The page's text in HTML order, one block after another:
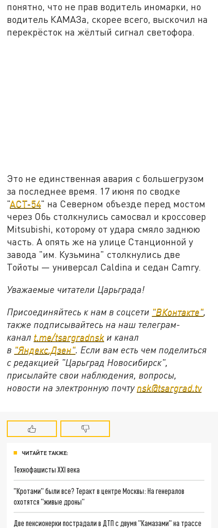
понятно, что не прав водитель иномарки, но
водитель КАМАЗа, скорее всего, выскочил на
перекрёсток на жёлтый сигнал светофора.
Это не единственная авария с большегрузом
за последнее время. 17 июня по сводке
"АСТ-54" на Северном объезде перед мостом
через Обь столкнулись самосвал и кроссовер
Mitsubishi, которому от удара смяло заднюю
часть. А опять же на улице Станционной у
завода "им. Кузьмина" столкнулись две
Тойоты — универсал Caldina и седан Camry.
Уважаемые читатели Царьграда!
Присоединяйтесь к нам в соцсети "ВКонтакте",
также подписывайтесь на наш телеграм-
канал t.me/tsargradnsk и канал
в "Яндекс.Дзен". Если вам есть чем поделиться
с редакцией "Царьград Новосибирск",
присылайте свои наблюдения, вопросы,
новости на электронную почту nsk@tsargrad.tv
ЧИТАЙТЕ ТАКЖЕ:
Технофашисты XXI века
"Кротами" были все? Теракт в центре Москвы: На генералов
охотятся "живые дроны"
Две пенсионерки пострадали в ДТП с двумя "Камазами" на трассе